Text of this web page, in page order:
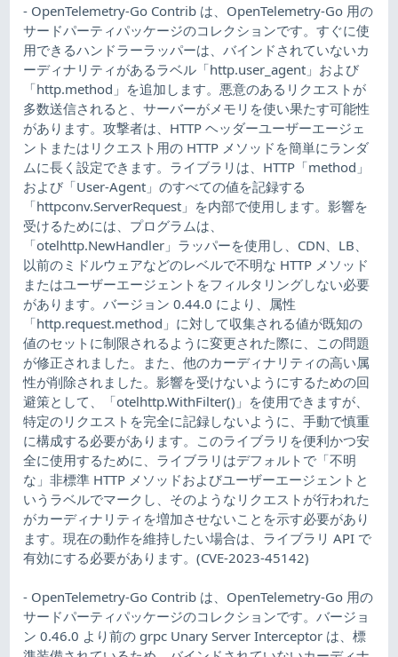
- OpenTelemetry-Go Contrib は、OpenTelemetry-Go 用の
サードパーティパッケージのコレクションです。すぐに使
用できるハンドラーラッパーは、バインドされていないカ
ーディナリティがあるラベル「http.user_agent」および
「http.method」を追加します。悪意のあるリクエストが
多数送信されると、サーバーがメモリを使い果たす可能性
があります。攻撃者は、HTTP ヘッダーユーザーエージェ
ントまたはリクエスト用の HTTP メソッドを簡単にランダ
ムに長く設定できます。ライブラリは、HTTP「method」
および「User-Agent」のすべての値を記録する
「httpconv.ServerRequest」を内部で使用します。影響を
受けるためには、プログラムは、
「otelhttp.NewHandler」ラッパーを使用し、CDN、LB、
以前のミドルウェアなどのレベルで不明な HTTP メソッド
またはユーザーエージェントをフィルタリングしない必要
があります。バージョン 0.44.0 により、属性
「http.request.method」に対して収集される値が既知の
値のセットに制限されるように変更された際に、この問題
が修正されました。また、他のカーディナリティの高い属
性が削除されました。影響を受けないようにするための回
避策として、「otelhttp.WithFilter()」を使用できますが、
特定のリクエストを完全に記録しないように、手動で慎重
に構成する必要があります。このライブラリを便利かつ安
全に使用するために、ライブラリはデフォルトで「不明
な」非標準 HTTP メソッドおよびユーザーエージェントと
いうラベルでマークし、そのようなリクエストが行われた
がカーディナリティを増加させないことを示す必要があり
ます。現在の動作を維持したい場合は、ライブラリ API で
有効にする必要があります。(CVE-2023-45142)
- OpenTelemetry-Go Contrib は、OpenTelemetry-Go 用の
サードパーティパッケージのコレクションです。バージョ
ン 0.46.0 より前の grpc Unary Server Interceptor は、標